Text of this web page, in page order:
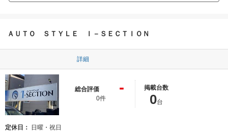
ＡＵＴＯ ＳＴＹＬＥ Ｉ－ＳＥＣＴＩＯＮ
詳細
総合評価 -
0件
掲載台数
0台
定休日
日曜・祝日